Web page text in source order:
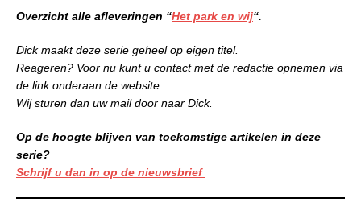
Overzicht alle afleveringen “Het park en wij“.
Dick maakt deze serie geheel op eigen titel.
Reageren? Voor nu kunt u contact met de redactie opnemen via
de link onderaan de website.
Wij sturen dan uw mail door naar Dick.
Op de hoogte blijven van toekomstige artikelen in deze
serie?
Schrijf u dan in op de nieuwsbrief